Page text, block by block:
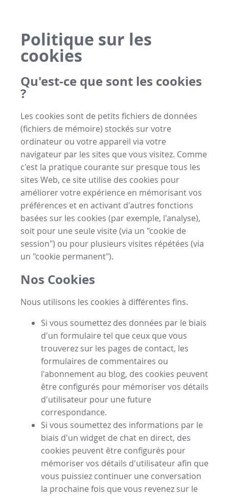
Politique sur les
cookies
Qu'est-ce que sont les cookies
?
Les cookies sont de petits fichiers de données
(fichiers de mémoire) stockés sur votre
ordinateur ou votre appareil via votre
navigateur par les sites que vous visitez. Comme
c'est la pratique courante sur presque tous les
sites Web, ce site utilise des cookies pour
améliorer votre expérience en mémorisant vos
préférences et en activant d'autres fonctions
basées sur les cookies (par exemple, l'analyse),
soit pour une seule visite (via un "cookie de
session") ou pour plusieurs visites répétées (via
un "cookie permanent").
Nos Cookies
Nous utilisons les cookies à différentes fins.
Si vous soumettez des données par le biais
d'un formulaire tel que ceux que vous
trouverez sur les pages de contact, les
formulaires de commentaires ou
l'abonnement au blog, des cookies peuvent
être configurés pour mémoriser vos détails
d'utilisateur pour une future
correspondance.
Si vous soumettez des informations par le
biais d'un widget de chat en direct, des
cookies peuvent être configurés pour
mémoriser vos détails d'utilisateur afin que
vous puissiez continuer une conversation
la prochaine fois que vous revenez sur le